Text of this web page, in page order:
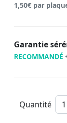
1,50€ par
Garantie
RECOMMANDÉ
Quantité